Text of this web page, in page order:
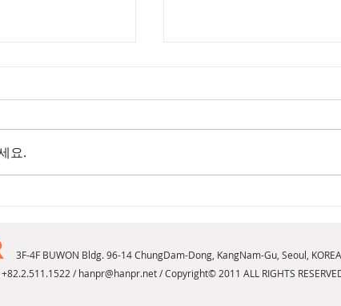
드 퍼퓸 인텐스 출시
요.
3F-4F BUWON Bldg. 96-14 ChungDam-Dong, KangNam-Gu, Seoul, KOREA
/ hanpr@hanpr.net/ Copyright© 2011 ALL RIGHTS